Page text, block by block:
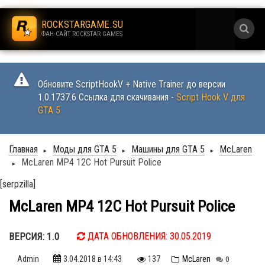
.
ROCKSTARGAME.SU
ФАН-САЙТ ROCKSTAR GAMES
.
Обновите ScriptHookV + Native Trainer до версии
1.0.1737.6 Ссылка для скачивания -Script Hook V для
GTA 5
Главная ► Моды для GTA 5 ► Машины для GTA 5 ► McLaren
►
McLaren MP4 12C Hot Pursuit Police
[serpzilla]
McLaren MP4 12C Hot Pursuit Police
ВЕРСИЯ: 1.0 ДАТА ОБНОВЛЕНИЯ: 30.05.2019
Admin 3.04.2018 в 14:43 137 McLaren 0